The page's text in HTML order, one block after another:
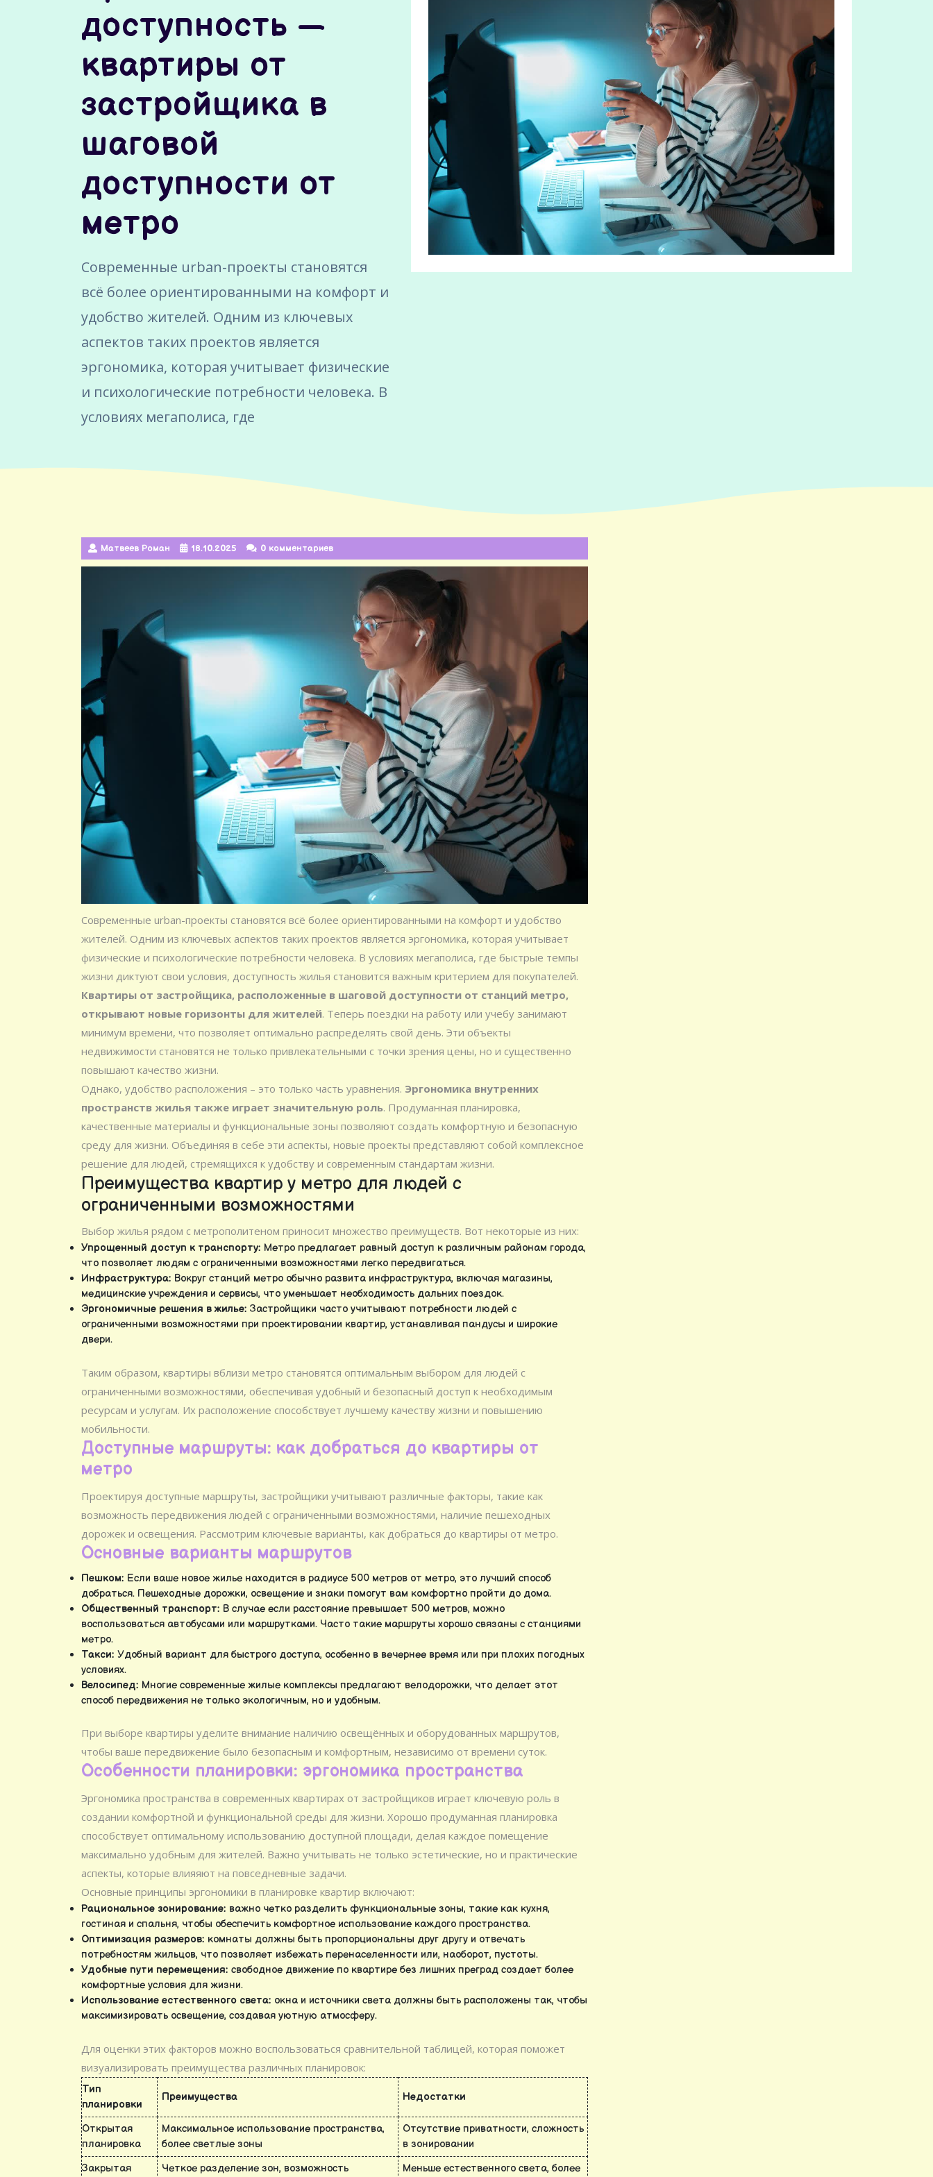
доступность —
квартиры от
застройщика в
шаговой
доступности от
метро
Современные urban-проекты становятся
всё более ориентированными на комфорт и
удобство жителей. Одним из ключевых
аспектов таких проектов является
эргономика, которая учитывает физические
и психологические потребности человека. В
условиях мегаполиса, где
Матвеев Роман 18.10.2025 0 комментариев
Современные urban-проекты становятся всё более ориентированными на комфорт и удобство
жителей. Одним из ключевых аспектов таких проектов является эргономика, которая учитывает
физические и психологические потребности человека. В условиях мегаполиса, где быстрые темпы
жизни диктуют свои условия, доступность жилья становится важным критерием для покупателей.
Квартиры от застройщика, расположенные в шаговой доступности от станций метро,
открывают новые горизонты для жителей. Теперь поездки на работу или учебу занимают
минимум времени, что позволяет оптимально распределять свой день. Эти объекты
недвижимости становятся не только привлекательными с точки зрения цены, но и существенно
повышают качество жизни.
Однако, удобство расположения – это только часть уравнения. Эргономика внутренних
пространств жилья также играет значительную роль. Продуманная планировка,
качественные материалы и функциональные зоны позволяют создать комфортную и безопасную
среду для жизни. Объединяя в себе эти аспекты, новые проекты представляют собой комплексное
решение для людей, стремящихся к удобству и современным стандартам жизни.
Преимущества квартир у метро для людей с
ограниченными возможностями
Выбор жилья рядом с метрополитеном приносит множество преимуществ. Вот некоторые из них:
Упрощенный доступ к транспорту: Метро предлагает равный доступ к различным районам города,
что позволяет людям с ограниченными возможностями легко передвигаться.
Инфраструктура: Вокруг станций метро обычно развита инфраструктура, включая магазины,
медицинские учреждения и сервисы, что уменьшает необходимость дальних поездок.
Эргономичные решения в жилье: Застройщики часто учитывают потребности людей с
ограниченными возможностями при проектировании квартир, устанавливая пандусы и широкие
двери.
Таким образом, квартиры вблизи метро становятся оптимальным выбором для людей с
ограниченными возможностями, обеспечивая удобный и безопасный доступ к необходимым
ресурсам и услугам. Их расположение способствует лучшему качеству жизни и повышению
мобильности.
Доступные маршруты: как добраться до квартиры от
метро
Проектируя доступные маршруты, застройщики учитывают различные факторы, такие как
возможность передвижения людей с ограниченными возможностями, наличие пешеходных
дорожек и освещения. Рассмотрим ключевые варианты, как добраться до квартиры от метро.
Основные варианты маршрутов
Пешком: Если ваше новое жилье находится в радиусе 500 метров от метро, это лучший способ
добраться. Пешеходные дорожки, освещение и знаки помогут вам комфортно пройти до дома.
Общественный транспорт: В случае если расстояние превышает 500 метров, можно
воспользоваться автобусами или маршрутками. Часто такие маршруты хорошо связаны с станциями
метро.
Такси: Удобный вариант для быстрого доступа, особенно в вечернее время или при плохих погодных
условиях.
Велосипед: Многие современные жилые комплексы предлагают велодорожки, что делает этот
способ передвижения не только экологичным, но и удобным.
При выборе квартиры уделите внимание наличию освещённых и оборудованных маршрутов,
чтобы ваше передвижение было безопасным и комфортным, независимо от времени суток.
Особенности планировки: эргономика пространства
Эргономика пространства в современных квартирах от застройщиков играет ключевую роль в
создании комфортной и функциональной среды для жизни. Хорошо продуманная планировка
способствует оптимальному использованию доступной площади, делая каждое помещение
максимально удобным для жителей. Важно учитывать не только эстетические, но и практические
аспекты, которые влияяют на повседневные задачи.
Основные принципы эргономики в планировке квартир включают:
Рациональное зонирование: важно четко разделить функциональные зоны, такие как кухня,
гостиная и спальня, чтобы обеспечить комфортное использование каждого пространства.
Оптимизация размеров: комнаты должны быть пропорциональны друг другу и отвечать
потребностям жильцов, что позволяет избежать перенаселенности или, наоборот, пустоты.
Удобные пути перемещения: свободное движение по квартире без лишних преград создает более
комфортные условия для жизни.
Использование естественного света: окна и источники света должны быть расположены так, чтобы
максимизировать освещение, создавая уютную атмосферу.
Для оценки этих факторов можно воспользоваться сравнительной таблицей, которая поможет
визуализировать преимущества различных планировок:
Тип
планировки
Преимущества Недостатки
Открытая
планировка
Максимальное использование пространства,
более светлые зоны
Отсутствие приватности, сложность
в зонировании
Закрытая
Четкое разделение зон, возможность
Меньше естественного света, более